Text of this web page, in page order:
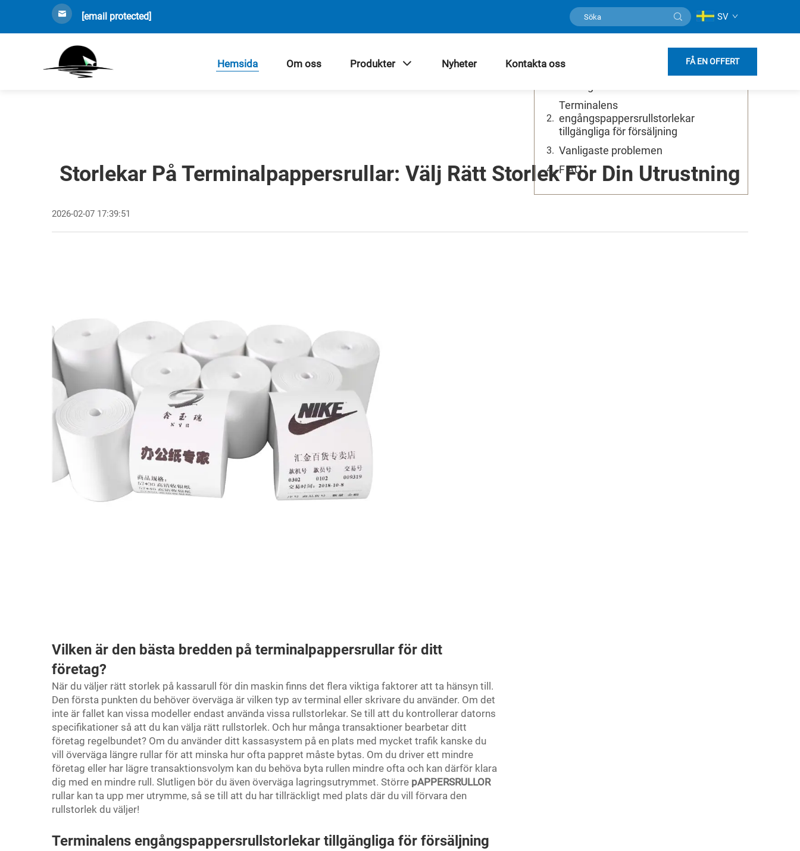
[email protected] SV
Hemsida Om oss Produkter Nyheter Kontakta oss FÅ EN OFFERT
Storlekar På Terminalpappersrullar: Välj Rätt Storlek För Din Utrustning
2026-02-07 17:39:51
Vilken är den bästa bredden på terminalpappersrullar för ditt
företag?
När du väljer rätt storlek på kassarull för din maskin finns det flera viktiga faktorer att ta hänsyn till.
Den första punkten du behöver överväga är vilken typ av terminal eller skrivare du använder. Om det
inte är fallet kan vissa modeller endast använda vissa rullstorlekar. Se till att du kontrollerar datorns
specifikationer så att du kan välja rätt rullstorlek. Och hur många transaktioner bearbetar ditt
företag regelbundet? Om du använder ditt kassasystem på en plats med mycket trafik kanske du
vill överväga längre rullar för att minska hur ofta pappret måste bytas. Om du driver ett mindre
företag eller har lägre transaktionsvolym kan du behöva byta rullen mindre ofta och kan därför klara
dig med en mindre rull. Slutligen bör du även överväga lagringsutrymmet. Större pAPPERSRULLOR
rullar kan ta upp mer utrymme, så se till att du har tillräckligt med plats där du vill förvara den
rullstorlek du väljer!
Terminalens engångspappersrullstorlekar tillgängliga för försäljning
Innehållsförteckning
Vilken är den bästa bredden på
terminalpappersrullar för ditt
Terminalens
engångspappersrullstorlekar
tillgängliga för försäljning
Vanligaste problemen
F AQ